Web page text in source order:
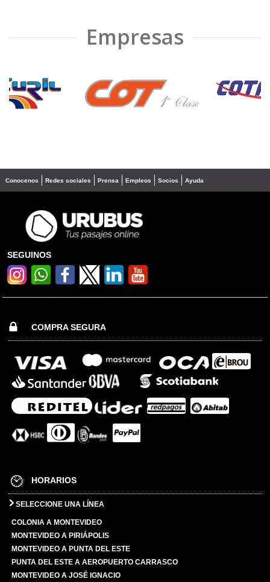
Empresas
❮ ❯
Conocenos Redes sociales Prensa Empleos Socios Ayuda
SEGUINOS
COMPRA SEGURA
HORARIOS
SELECCIONE UNA LÍNEA
COLONIA A MONTEVIDEO
MONTEVIDEO A PIRIÁPOLIS
MONTEVIDEO A PUNTA DEL ESTE
PUNTA DEL ESTE A AEROPUERTO CARRASCO
MONTEVIDEO A JOSÉ IGNACIO